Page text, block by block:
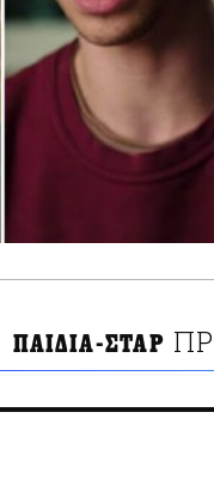
ΠΑΙΔΙΑ-ΣΤΑΡ